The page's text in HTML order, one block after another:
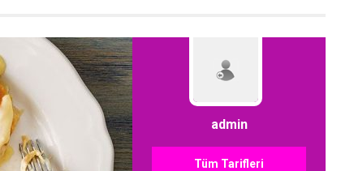
admin
Tüm Tarifleri